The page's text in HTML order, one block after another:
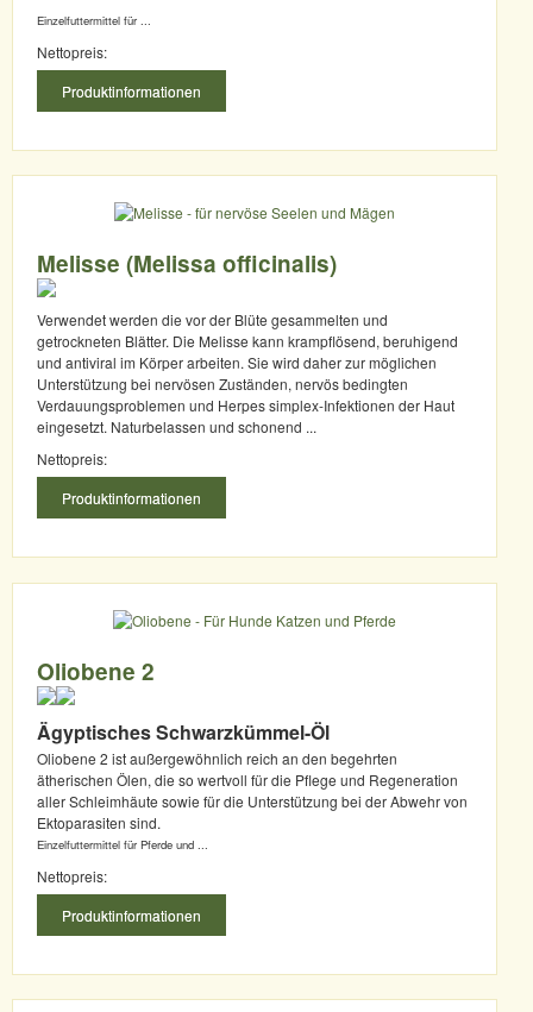
Einzelfuttermittel für ...
Nettopreis:
Produktinformationen
Melisse (Melissa officinalis)
Verwendet werden die vor der Blüte gesammelten und
getrockneten Blätter. Die Melisse kann krampflösend, beruhigend
und antiviral im Körper arbeiten. Sie wird daher zur möglichen
Unterstützung bei nervösen Zuständen, nervös bedingten
Verdauungsproblemen und Herpes simplex-Infektionen der Haut
eingesetzt. Naturbelassen und schonend ...
Nettopreis:
Produktinformationen
Oliobene 2
Ägyptisches Schwarzkümmel-Öl
Oliobene 2 ist außergewöhnlich reich an den begehrten
ätherischen Ölen, die so wertvoll für die Pflege und Regeneration
aller Schleimhäute sowie für die Unterstützung bei der Abwehr von
Ektoparasiten sind.
Einzelfuttermittel für Pferde und ...
Nettopreis:
Produktinformationen